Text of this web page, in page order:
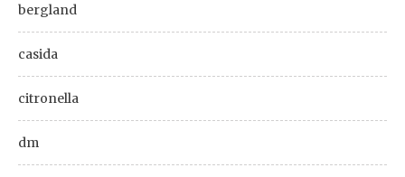
bergland
casida
citronella
dm